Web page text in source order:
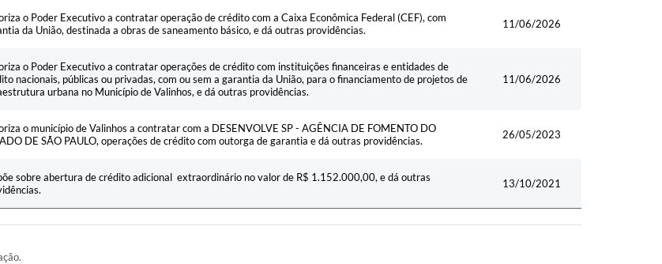
o Poder Executivo a contratar operação de crédito com a Caixa Econômica Federal (CEF), com
da União, destinada a obras de saneamento básico, e dá outras providências.
11/06/2026
o Poder Executivo a contratar operações de crédito com instituições financeiras e entidades de
nacionais, públicas ou privadas, com ou sem a garantia da União, para o financiamento de projetos de
urbana no Município de Valinhos, e dá outras providências.
11/06/2026
o município de Valinhos a contratar com a DESENVOLVE SP - AGÊNCIA DE FOMENTO DO
DE SÃO PAULO, operações de crédito com outorga de garantia e dá outras providências.
26/05/2023
sobre abertura de crédito adicional extraordinário no valor de R$ 1.152.000,00, e dá outras
13/10/2021